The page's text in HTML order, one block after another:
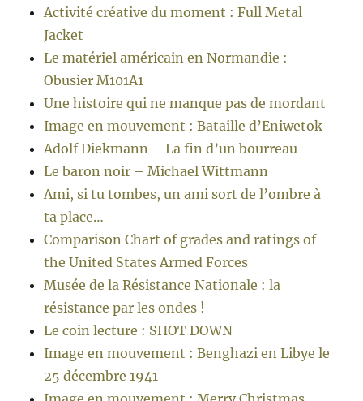
Activité créative du moment : Full Metal
Jacket
Le matériel américain en Normandie :
Obusier M101A1
Une histoire qui ne manque pas de mordant
Image en mouvement : Bataille d’Eniwetok
Adolf Diekmann – La fin d’un bourreau
Le baron noir – Michael Wittmann
Ami, si tu tombes, un ami sort de l’ombre à
ta place…
Comparison Chart of grades and ratings of
the United States Armed Forces
Musée de la Résistance Nationale : la
résistance par les ondes !
Le coin lecture : SHOT DOWN
Image en mouvement : Benghazi en Libye le
25 décembre 1941